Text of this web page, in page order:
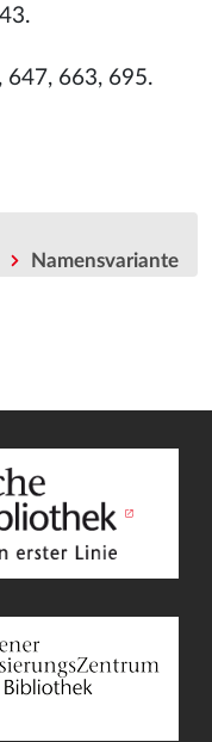
647, 663, 695.
Namensvariante